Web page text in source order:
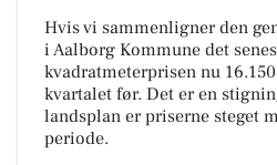
Hvis vi sammenligner den
i Aalborg Kommune det
kvadratmeterprisen nu
kvartalet før. Det er en
landsplan er priserne steget
periode.